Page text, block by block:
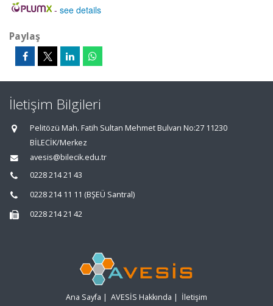
- see details
Paylaş
İletişim Bilgileri
Pelitözü Mah. Fatih Sultan Mehmet Bulvarı No:27 11230
BİLECİK/Merkez
avesis@bilecik.edu.tr
0228 214 21 43
0228 214 11 11 (BŞEÜ Santral)
0228 214 21 42
Ana Sayfa | AVESİS Hakkında | İletişim